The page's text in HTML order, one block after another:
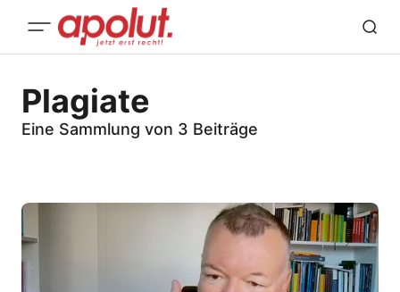
Plagiate
Eine Sammlung von 3 Beiträge